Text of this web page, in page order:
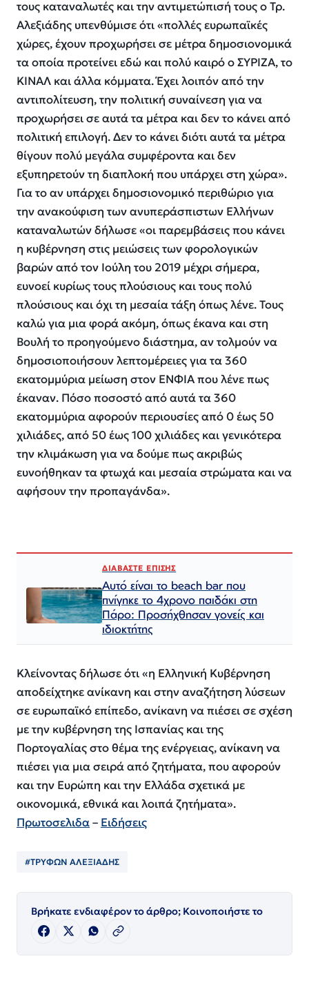
τους καταναλωτές και την αντιμετώπισή τους ο Τρ.
Αλεξιάδης υπενθύμισε ότι «πολλές ευρωπαϊκές
χώρες, έχουν προχωρήσει σε μέτρα δημοσιονομικά
τα οποία προτείνει εδώ και πολύ καιρό ο ΣΥΡΙΖΑ, το
ΚΙΝΑΛ και άλλα κόμματα. Έχει λοιπόν από την
αντιπολίτευση, την πολιτική συναίνεση για να
προχωρήσει σε αυτά τα μέτρα και δεν το κάνει από
πολιτική επιλογή. Δεν το κάνει διότι αυτά τα μέτρα
θίγουν πολύ μεγάλα συμφέροντα και δεν
εξυπηρετούν τη διαπλοκή που υπάρχει στη χώρα».
Για το αν υπάρχει δημοσιονομικό περιθώριο για
την ανακούφιση των ανυπεράσπιστων Ελλήνων
καταναλωτών δήλωσε «οι παρεμβάσεις που κάνει
η κυβέρνηση στις μειώσεις των φορολογικών
βαρών από τον Ιούλη του 2019 μέχρι σήμερα,
ευνοεί κυρίως τους πλούσιους και τους πολύ
πλούσιους και όχι τη μεσαία τάξη όπως λένε. Τους
καλώ για μια φορά ακόμη, όπως έκανα και στη
Βουλή το προηγούμενο διάστημα, αν τολμούν να
δημοσιοποιήσουν λεπτομέρειες για τα 360
εκατομμύρια μείωση στον ΕΝΦΙΑ που λένε πως
έκαναν. Πόσο ποσοστό από αυτά τα 360
εκατομμύρια αφορούν περιουσίες από 0 έως 50
χιλιάδες, από 50 έως 100 χιλιάδες και γενικότερα
την κλιμάκωση για να δούμε πως ακριβώς
ευνοήθηκαν τα φτωχά και μεσαία στρώματα και να
αφήσουν την προπαγάνδα».
ΔΙΑΒΑΣΤΕ ΕΠΙΣΗΣ
Αυτό είναι το beach bar που
πνίγηκε το 4χρονο παιδάκι στη
Πάρο: Προσήχθησαν γονείς και
ιδιοκτήτης
Κλείνοντας δήλωσε ότι «η Ελληνική Κυβέρνηση
αποδείχτηκε ανίκανη και στην αναζήτηση λύσεων
σε ευρωπαϊκό επίπεδο, ανίκανη να πιέσει σε σχέση
με την κυβέρνηση της Ισπανίας και της
Πορτογαλίας στο θέμα της ενέργειας, ανίκανη να
πιέσει για μια σειρά από ζητήματα, που αφορούν
και την Ευρώπη και την Ελλάδα σχετικά με
οικονομικά, εθνικά και λοιπά ζητήματα».
Πρωτοσελιδα– Ειδήσεις
#ΤΡΥΦΩΝ ΑΛΕΞΙΑΔΗΣ
Βρήκατε ενδιαφέρον το άρθρο; Κοινοποιήστε το